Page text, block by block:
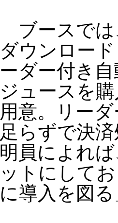
ブースでは
ダウンロー
ーダー付き
ジュースを
用意。リー
足らずで決
明員によれ
ットにして
に導入を図